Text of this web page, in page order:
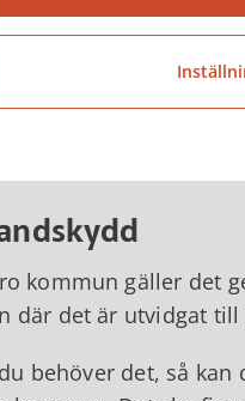
kommun gäller det
där det är utvidgat till
behöver det, så